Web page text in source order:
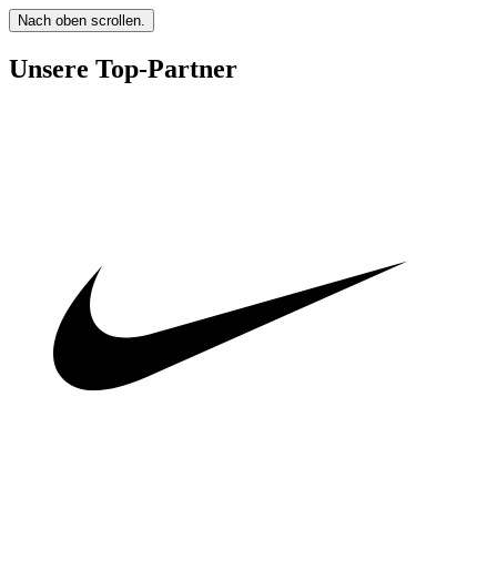
Nach oben scrollen.
Unsere Top-Partner